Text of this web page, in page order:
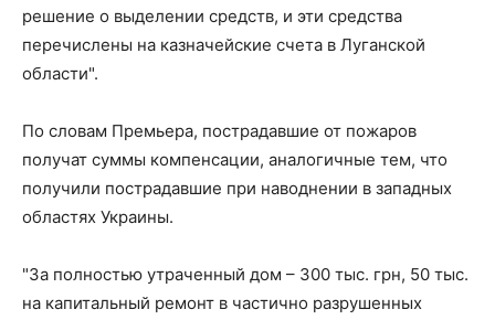
решение о выделении средств, и эти средства
перечислены на казначейские счета в Луганской
области".
По словам Премьера, пострадавшие от пожаров
получат суммы компенсации, аналогичные тем, что
получили пострадавшие при наводнении в западных
областях Украины.
"За полностью утраченный дом – 300 тыс. грн, 50 тыс.
на капитальный ремонт в частично разрушенных